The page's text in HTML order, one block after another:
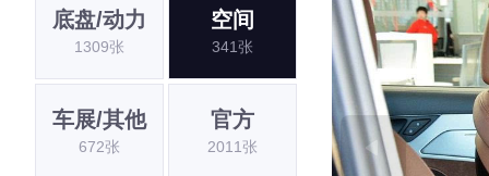
底盘/动力
1309张
空间
341张
车展/其他
672张
官方
2011张